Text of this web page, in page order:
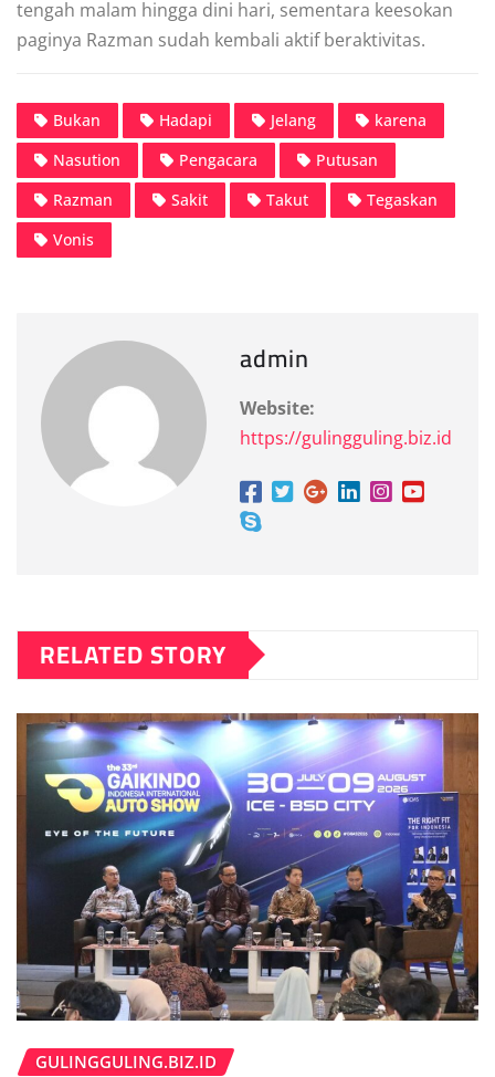
tengah malam hingga dini hari, sementara keesokan
paginya Razman sudah kembali aktif beraktivitas.
Bukan Hadapi Jelang
karena
Nasution
Pengacara
Putusan
Razman
Sakit Takut
Tegaskan
Vonis
admin
Website:
https://gulingguling.biz.id
RELATED STORY
GULINGGULING.BIZ.ID